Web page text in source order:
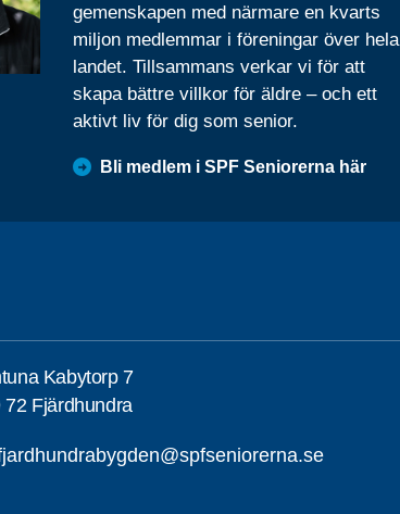
gemenskapen med närmare en kvarts
miljon medlemmar i föreningar över hela
landet. Tillsammans verkar vi för att
skapa bättre villkor för äldre – och ett
aktivt liv för dig som senior.
Bli medlem i SPF Seniorerna här
Kabytorp 7
72 Fjärdhundra